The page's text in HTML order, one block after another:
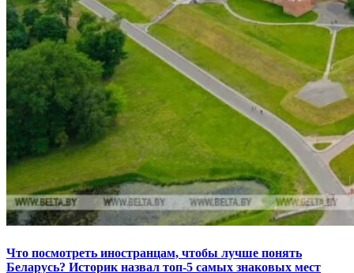
Что посмотреть иностранцам, чтобы лучше понять
Беларусь? Историк назвал топ-5 самых знаковых мест